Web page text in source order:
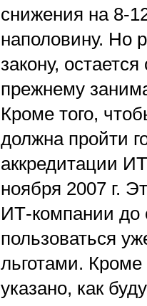
снижения на 8-
наполовину. Но
закону,
прежнему
Кроме того,
должна пройти
аккредитации
ноября 2007 г.
ИТ-компании до
пользоваться
льготами.
указано, как